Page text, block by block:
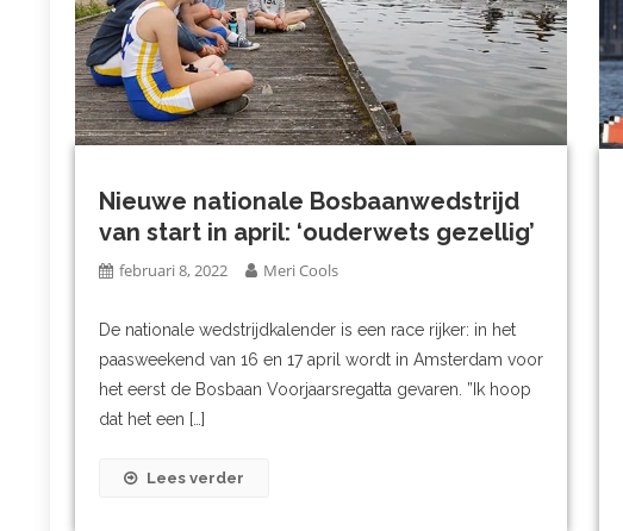
Nieuwe nationale Bosbaanwedstrijd
van start in april: ‘ouderwets gezellig’
februari 8, 2022 Meri Cools
De nationale wedstrijdkalender is een race rijker: in het
paasweekend van 16 en 17 april wordt in Amsterdam voor
het eerst de Bosbaan Voorjaarsregatta gevaren. ”Ik hoop
dat het een […]
Lees verder